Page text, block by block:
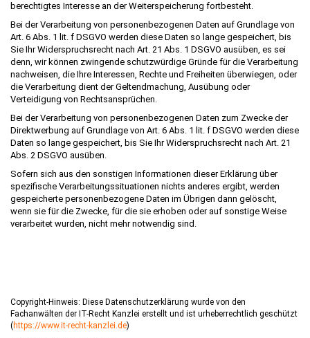
berechtigtes Interesse an der Weiterspeicherung fortbesteht.
Bei der Verarbeitung von personenbezogenen Daten auf Grundlage von
Art. 6 Abs. 1 lit. f DSGVO werden diese Daten so lange gespeichert, bis
Sie Ihr Widerspruchsrecht nach Art. 21 Abs. 1 DSGVO ausüben, es sei
denn, wir können zwingende schutzwürdige Gründe für die Verarbeitung
nachweisen, die Ihre Interessen, Rechte und Freiheiten überwiegen, oder
die Verarbeitung dient der Geltendmachung, Ausübung oder
Verteidigung von Rechtsansprüchen.
Bei der Verarbeitung von personenbezogenen Daten zum Zwecke der
Direktwerbung auf Grundlage von Art. 6 Abs. 1 lit. f DSGVO werden diese
Daten so lange gespeichert, bis Sie Ihr Widerspruchsrecht nach Art. 21
Abs. 2 DSGVO ausüben.
Sofern sich aus den sonstigen Informationen dieser Erklärung über
spezifische Verarbeitungssituationen nichts anderes ergibt, werden
gespeicherte personenbezogene Daten im Übrigen dann gelöscht,
wenn sie für die Zwecke, für die sie erhoben oder auf sonstige Weise
verarbeitet wurden, nicht mehr notwendig sind.
Copyright-Hinweis: Diese Datenschutzerklärung wurde von den
Fachanwälten der IT-Recht Kanzlei erstellt und ist urheberrechtlich geschützt
(https://www.it-recht-kanzlei.de)